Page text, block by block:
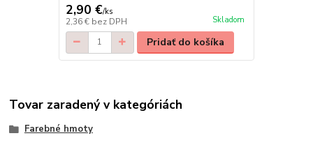
2,90 €/ks
2,36 € bez DPH Skladom
Pridať do košíka
Tovar zaradený v kategóriách
Farebné hmoty